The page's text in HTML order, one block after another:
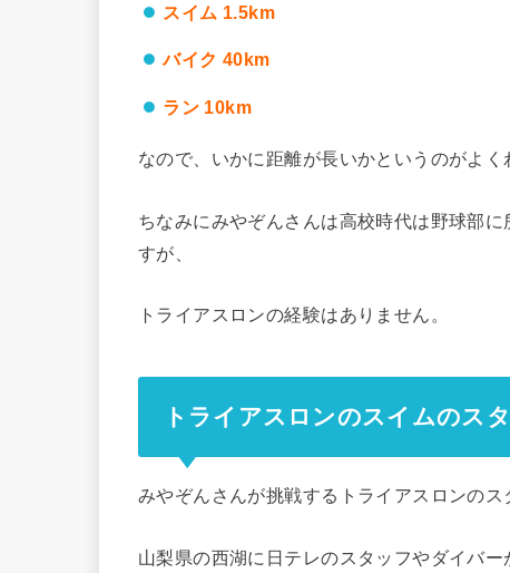
スイム 1.5km
バイク 40km
ラン 10km
なので、いかに距離が長いかというのがよく
ちなみにみやぞんさんは高校時代は野球部
すが、
トライアスロンの経験はありません。
トライアスロンのスイムのス
みやぞんさんが挑戦するトライアスロンのス
山梨県の西湖に日テレのスタッフやダイバー